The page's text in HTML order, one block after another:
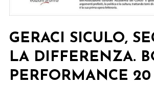
GERACI SICULO,
LA DIFFERENZA.
PERFORMANCE 20